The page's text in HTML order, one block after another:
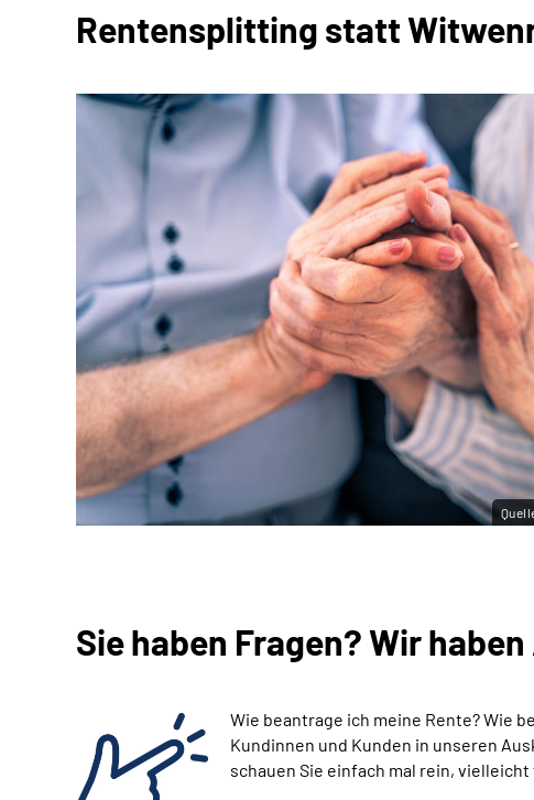
Rentensplitting statt
Sie haben Fragen? Wir
Wie beantrage ich meine Rente? Wie
Kundinnen und Kunden in unseren
schauen Sie einfach mal rein,